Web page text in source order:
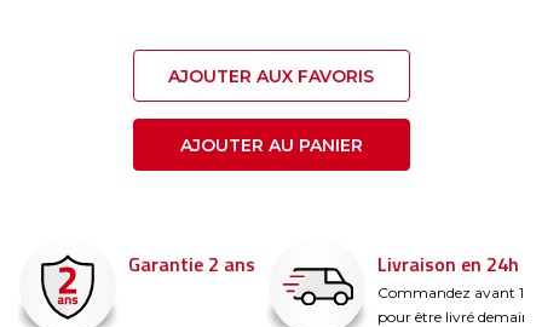
AJOUTER AUX FAVORIS
AJOUTER AU PANIER
Garantie 2 ans Livraison en 24h
Commandez avant 14h
pour être livré demain !